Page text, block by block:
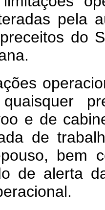
pela
do
quaisquer
e de
de
bem
de alerta